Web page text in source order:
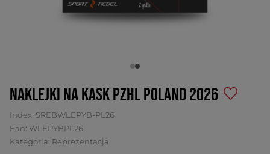
Naklejki na kask PZHL Poland 2026
Index: SREBWLEPYB-PL26
Ean: WLEPYBPL26
Kategoria: Reprezentacja